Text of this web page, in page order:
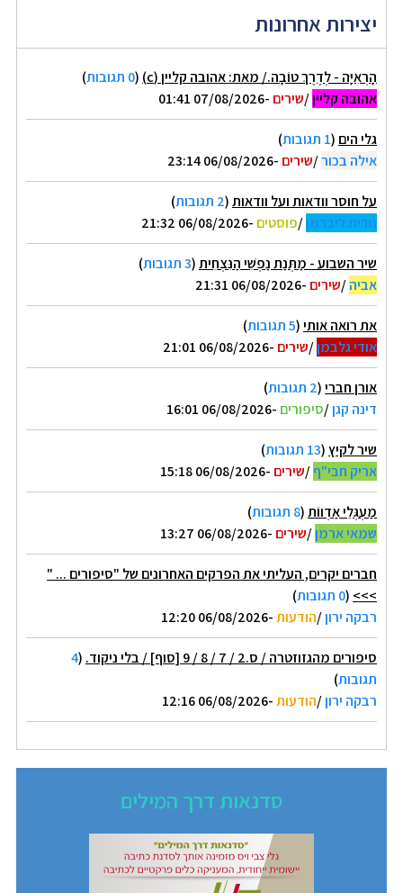
יצירות אחרונות
הָרְאִיָּה - לְדֶרֶךְ טוֹבָה./ מאת: אהובה קליין (c) (0 תגובות
)
אהובה קליין/שירים -07/08/2026 01:41
גלי הים (1 תגובות
)
אילה בכור/שירים -06/08/2026 23:14
על חוסר וודאות ועל וודאות(2 תגובות
)
נורית ליברמן/פוסטים -06/08/2026 21:32
שיר השבוע - מַתְּנַת נַפְשִׁי הַנִּצְחִית(3 תגובות
)
אביה/שירים -06/08/2026 21:31
את רואה אותי(5 תגובות
)
אודי גלבמן/שירים -06/08/2026 21:01
אורן חברי(2 תגובות
)
דינה קגן/סיפורים -06/08/2026 16:01
שיר לקיץ(13 תגובות
)
אריק חבי"ף/שירים -06/08/2026 15:18
מַעְגְּלֵי אַדְווֹת(8 תגובות
)
שמאי ארמן/שירים -06/08/2026 13:27
חברים יקרים, העליתי את הפרקים האחרונים של "סיפורים ... "
>>>
(0 תגובות
)
רבקה ירון/הודעות-06/08/2026 12:20
סיפורים מהגזוזטרה / ס.2 / 7 / 8 / 9 [סוף] / בלי ניקוד. (
4
תגובות)
רבקה ירון/הודעות-06/08/2026 12:16
סדנאות דרך המילים